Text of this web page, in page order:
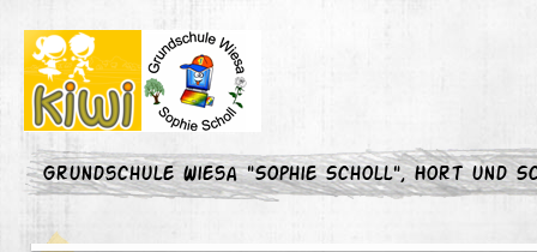
Grundschule Wiesa "Sophie Scholl", Hort und